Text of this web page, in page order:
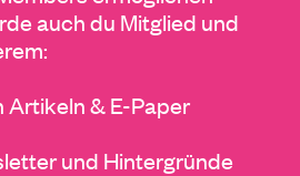
auch du Mitglied und
Artikeln & E-Paper
und Hintergründe